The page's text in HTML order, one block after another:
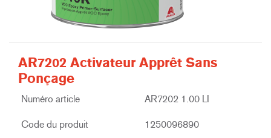
AR7202 Activateur Apprêt Sans
Ponçage
Numéro article AR7202 1.00 LI
Code du produit 1250096890